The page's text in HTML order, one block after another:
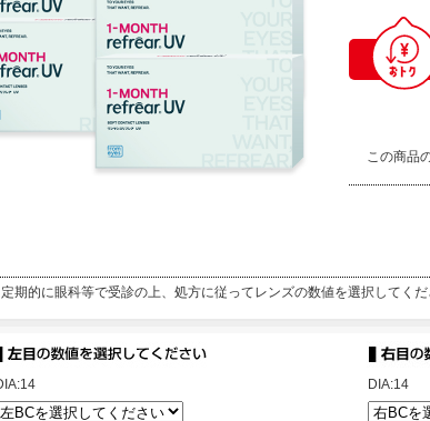
この商品
定期的に眼科等で受診の上、処方に従ってレンズの数値を選択してくだ
DIA:14